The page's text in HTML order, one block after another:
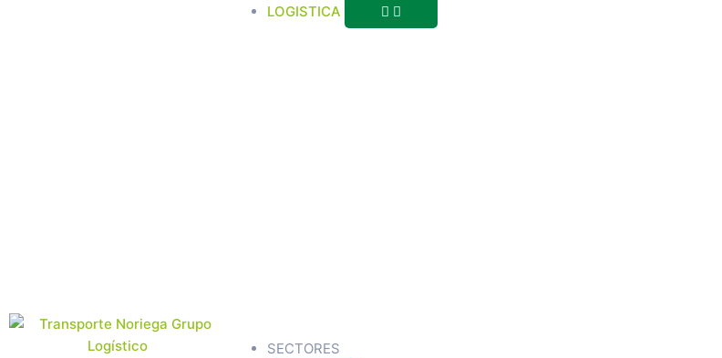
LOGISTICA
SECTORES